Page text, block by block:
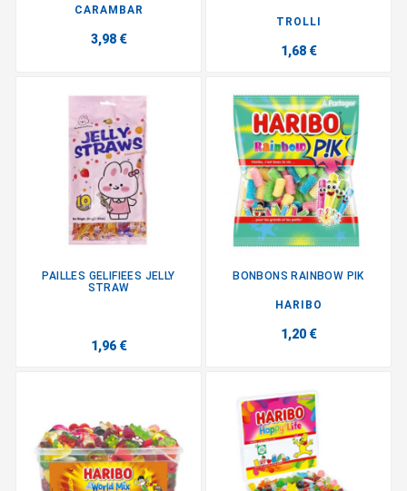
CARAMBAR
3,98 €
TROLLI
1,68 €
PAILLES GELIFIEES JELLY
STRAW
1,96 €
BONBONS RAINBOW PIK
HARIBO
1,20 €